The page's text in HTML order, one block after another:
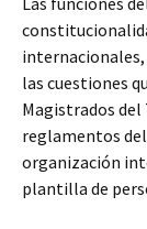
las cuestiones
Magistrados
reglamentos
organización
plantilla de